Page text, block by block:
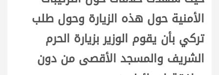
الأمنية حول هذه الزيارة وحول طلب
تركي بأن يقوم الوزير بزيارة الحرم
الشريف والمسجد الأقصى من دون